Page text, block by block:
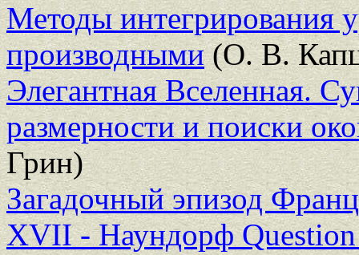
Методы интегрирования
производными(О. В.
Элегантная Вселенная.
размерности и поиски
Грин)
Загадочный эпизод
XVII - Наундорф